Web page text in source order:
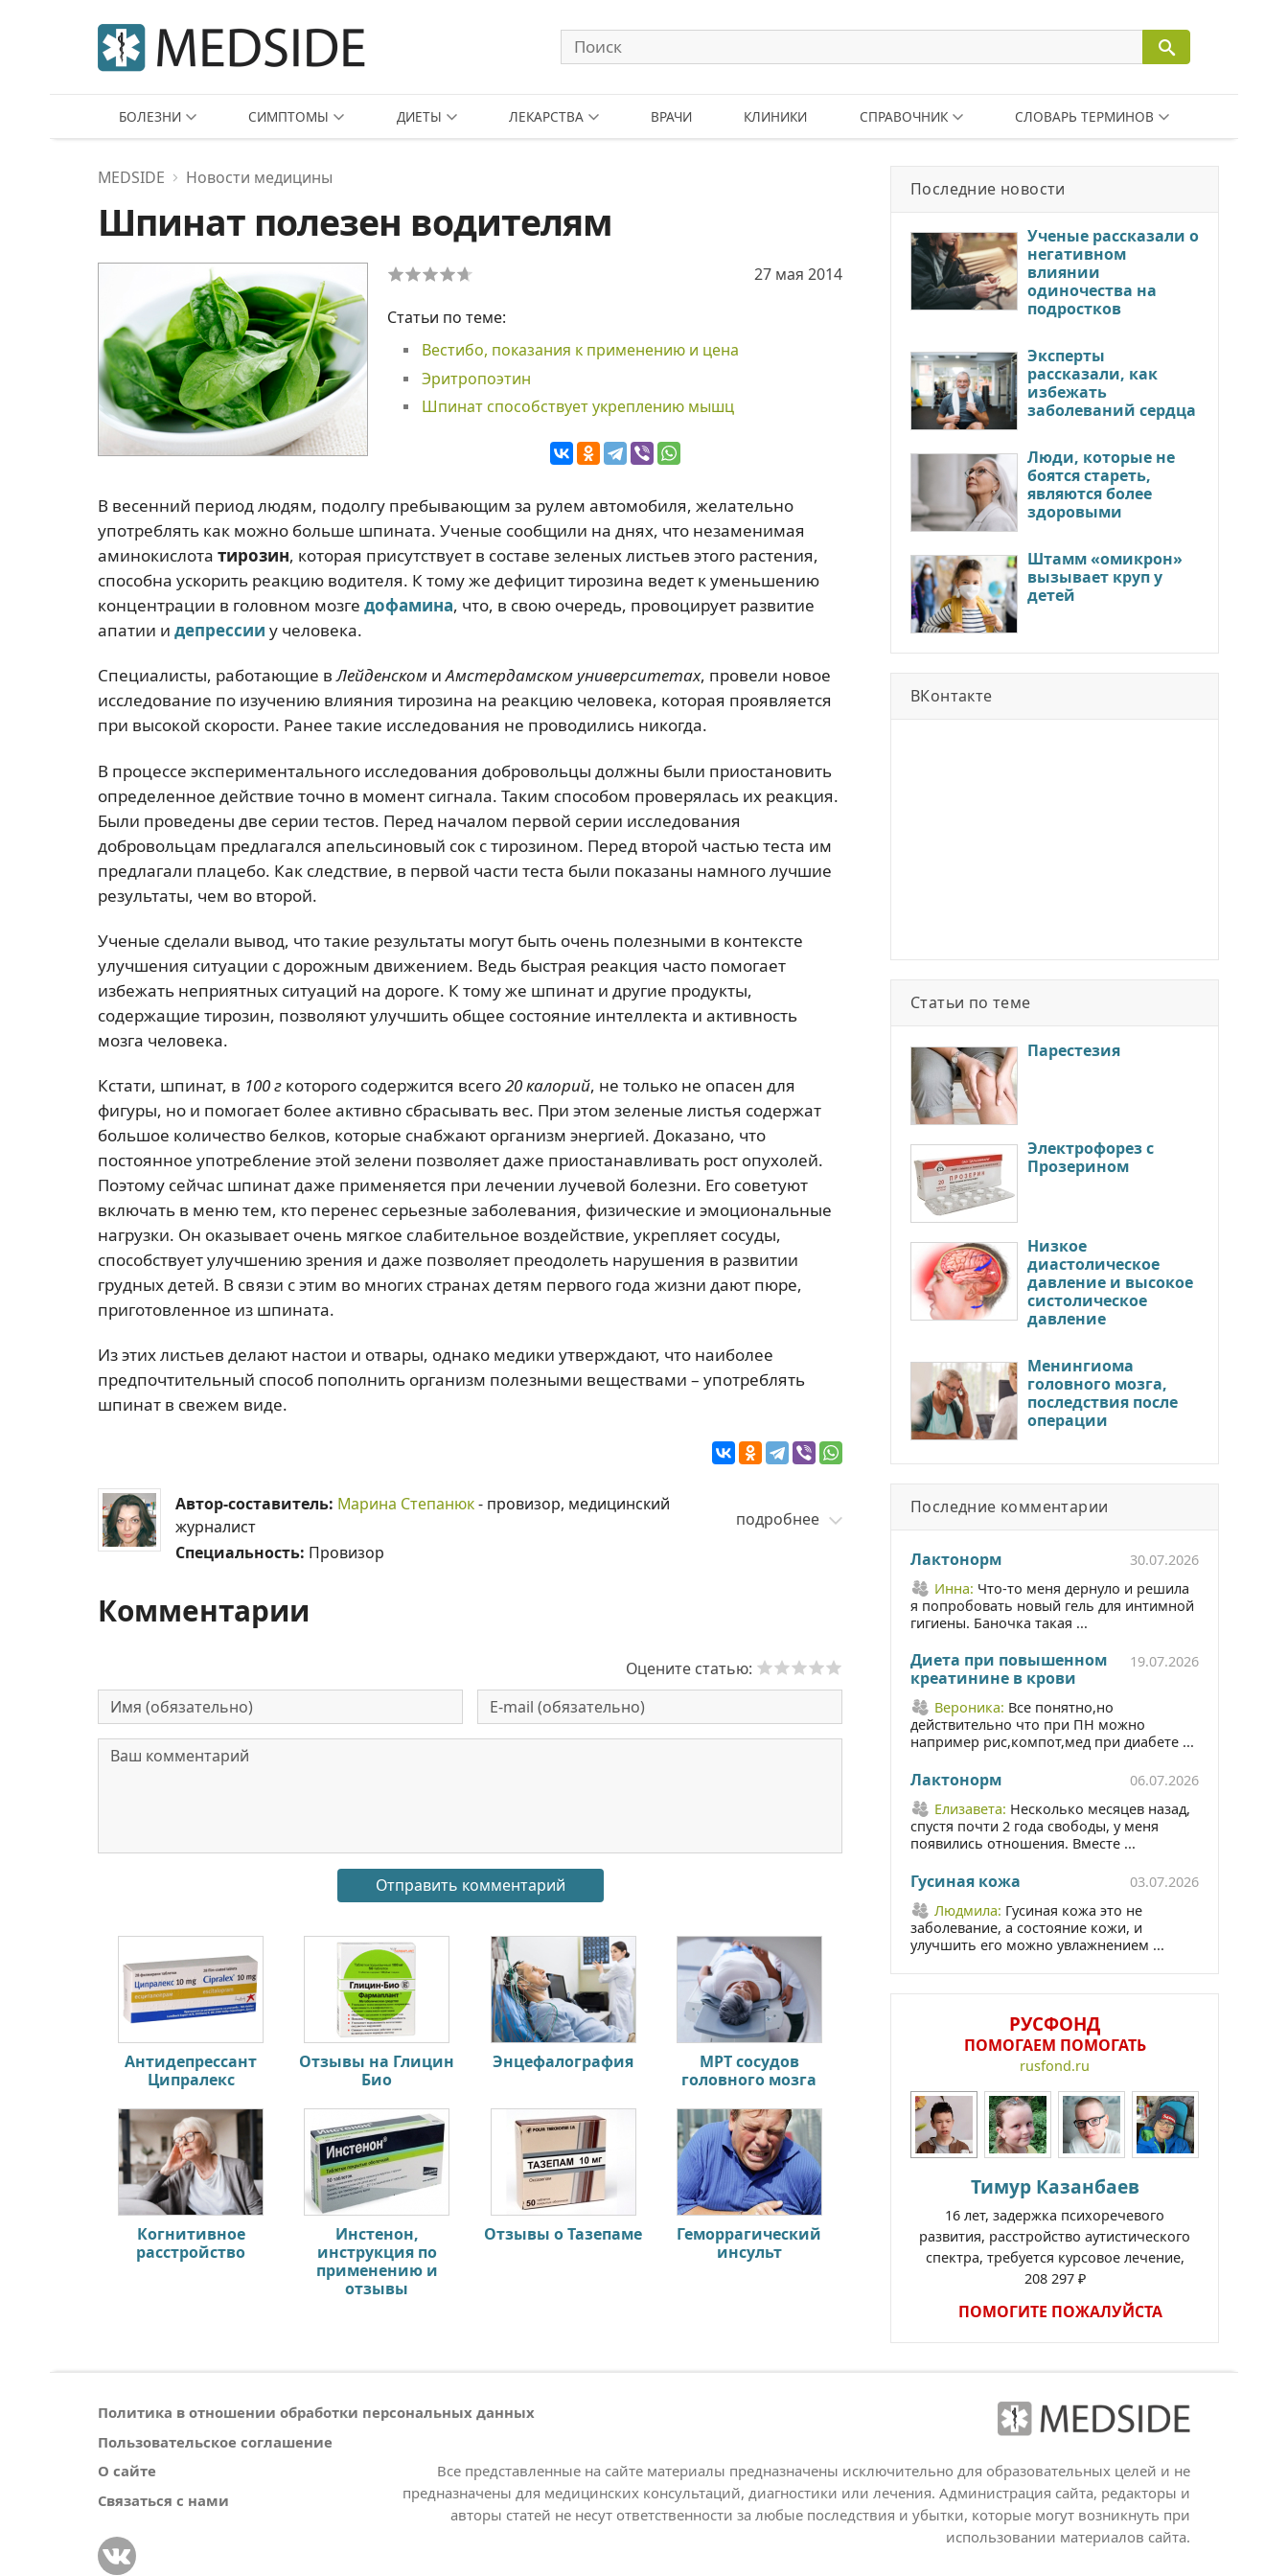
БОЛЕЗНИ СИМПТОМЫ ДИЕТЫ ЛЕКАРСТВА ВРАЧИ КЛИНИКИ СПРАВОЧНИК СЛОВАРЬ ТЕРМИНОВ
MEDSIDE Новости медицины
Шпинат полезен водителям
27 мая 2014
Статьи по теме:
Вестибо, показания к применению и цена
Эритропоэтин
Шпинат способствует укреплению мышц
В весенний период людям, подолгу пребывающим за рулем автомобиля, желательно
употреблять как можно больше шпината. Ученые сообщили на днях, что незаменимая
аминокислота тирозин, которая присутствует в составе зеленых листьев этого растения,
способна ускорить реакцию водителя. К тому же дефицит тирозина ведет к уменьшению
концентрации в головном мозге дофамина, что, в свою очередь, провоцирует развитие
апатии и депрессии у человека.
Специалисты, работающие вЛейденском иАмстердамском университетах, провели новое
исследование по изучению влияния тирозина на реакцию человека, которая проявляется
при высокой скорости. Ранее такие исследования не проводились никогда.
В процессе экспериментального исследования добровольцы должны были приостановить
определенное действие точно в момент сигнала. Таким способом проверялась их реакция.
Были проведены две серии тестов. Перед началом первой серии исследования
добровольцам предлагался апельсиновый сок с тирозином. Перед второй частью теста им
предлагали плацебо. Как следствие, в первой части теста были показаны намного лучшие
результаты, чем во второй.
Ученые сделали вывод, что такие результаты могут быть очень полезными в контексте
улучшения ситуации с дорожным движением. Ведь быстрая реакция часто помогает
избежать неприятных ситуаций на дороге. К тому же шпинат и другие продукты,
содержащие тирозин, позволяют улучшить общее состояние интеллекта и активность
мозга человека.
Кстати, шпинат, в 100 г которого содержится всего20 калорий, не только не опасен для
фигуры, но и помогает более активно сбрасывать вес. При этом зеленые листья содержат
большое количество белков, которые снабжают организм энергией. Доказано, что
постоянное употребление этой зелени позволяет даже приостанавливать рост опухолей.
Поэтому сейчас шпинат даже применяется при лечении лучевой болезни. Его советуют
включать в меню тем, кто перенес серьезные заболевания, физические и эмоциональные
нагрузки. Он оказывает очень мягкое слабительное воздействие, укрепляет сосуды,
способствует улучшению зрения и даже позволяет преодолеть нарушения в развитии
грудных детей. В связи с этим во многих странах детям первого года жизни дают пюре,
приготовленное из шпината.
Из этих листьев делают настои и отвары, однако медики утверждают, что наиболее
предпочтительный способ пополнить организм полезными веществами – употреблять
шпинат в свежем виде.
Автор-составитель: Марина Степанюк- провизор, медицинский
журналист
Специальность: Провизор
подробнее
Комментарии
Оцените статью:
Антидепрессант
Ципралекс
Отзывы на Глицин
Био
Энцефалография
МРТ сосудов
головного мозга
Когнитивное
расстройство
Инстенон,
инструкция по
применению и
отзывы
Отзывы о Тазепаме
Геморрагический
инсульт
Последние новости
Ученые рассказали о
негативном
влиянии
одиночества на
подростков
Эксперты
рассказали, как
избежать
заболеваний сердца
Люди, которые не
боятся стареть,
являются более
здоровыми
Штамм «омикрон»
вызывает круп у
детей
ВКонтакте
Статьи по теме
Парестезия
Электрофорез с
Прозерином
Низкое
диастолическое
давление и высокое
систолическое
давление
Менингиома
головного мозга,
последствия после
операции
Последние комментарии
Лактонорм
30.07.2026
Инна: Что-то меня дернуло и решила
я попробовать новый гель для интимной
гигиены. Баночка такая ...
Диета при повышенном
креатинине в крови
19.07.2026
Вероника: Все понятно,но
действительно что при ПН можно
например рис,компот,мед при диабете ...
Лактонорм
06.07.2026
Елизавета: Несколько месяцев назад,
спустя почти 2 года свободы, у меня
появились отношения. Вместе ...
Гусиная кожа
03.07.2026
Людмила: Гусиная кожа это не
заболевание, а состояние кожи, и
улучшить его можно увлажнением ...
РУСФОНД
ПОМОГАЕМ ПОМОГАТЬ
rusfond.ru
Тимур Казанбаев
16 лет, задержка психоречевого
развития, расстройство аутистического
спектра, требуется курсовое лечение,
208 297 ₽
ПОМОГИТЕ ПОЖАЛУЙСТА
Политика в отношении обработки персональных данных
Пользовательское соглашение
О сайте
Связаться с нами
Все представленные на сайте материалы предназначены исключительно для образовательных целей и не
предназначены для медицинских консультаций, диагностики или лечения. Администрация сайта, редакторы и
авторы статей не несут ответственности за любые последствия и убытки, которые могут возникнуть при
использовании материалов сайта.